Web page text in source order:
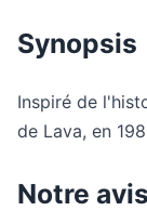
Synopsis
Inspiré de
de Lava, en
Notre avis